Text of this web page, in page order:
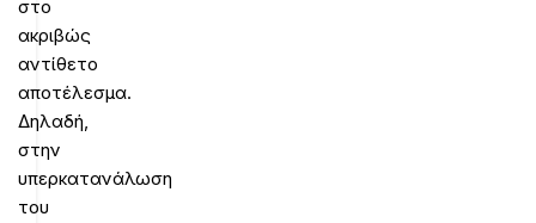
στο
ακριβώς
αντίθετο
αποτέλεσμα.
Δηλαδή,
στην
υπερκατανάλωση
του